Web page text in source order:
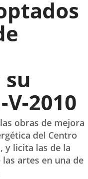
2010
obras de mejora
del Centro
y licita las de la
artes en una de